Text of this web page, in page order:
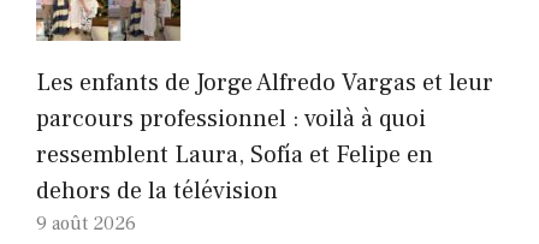
Les enfants de Jorge Alfredo Vargas et leur
parcours professionnel : voilà à quoi
ressemblent Laura, Sofía et Felipe en
dehors de la télévision
9 août 2026